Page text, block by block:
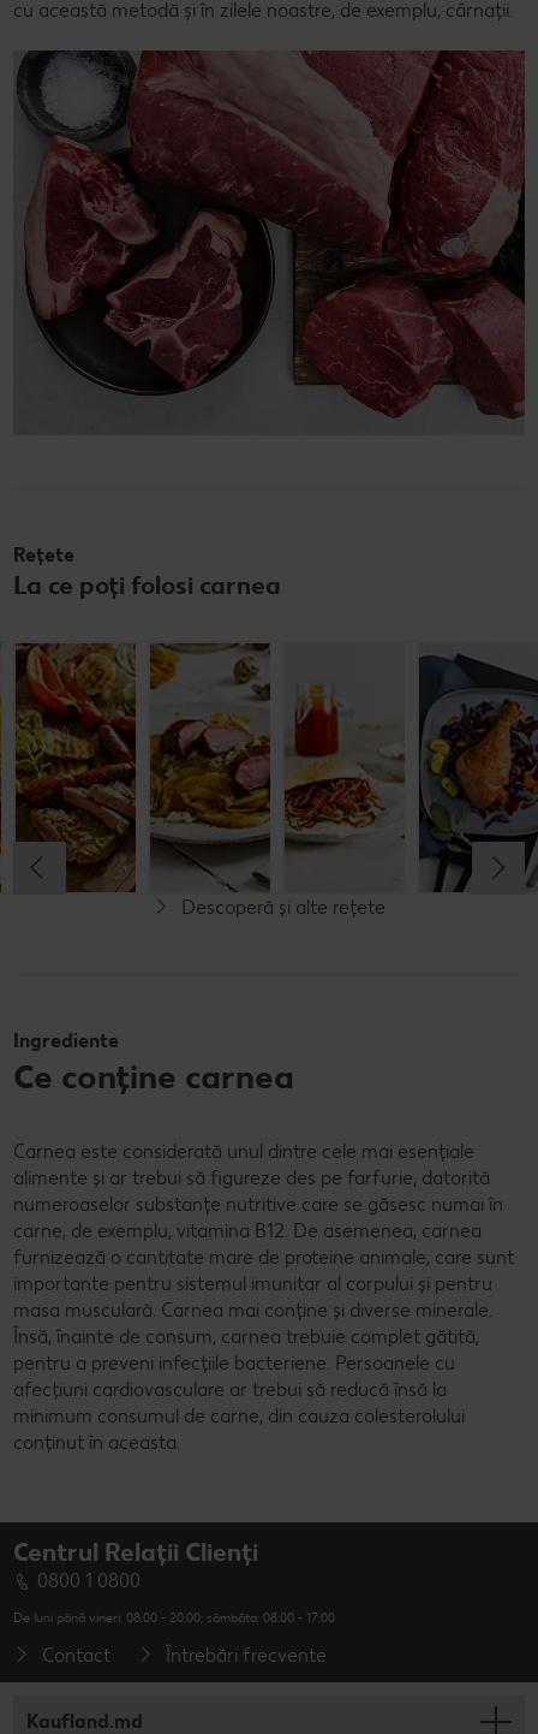
cu această metodă și în zilele noastre, de exemplu, cârnații.
Rețete
La ce poți folosi carnea
File de porc cu
ciuperci și
mazăre
Cel mult 60 minute
Simplu
Asado
Cel mult 30 minute
Simplu
cu anghinare
și rizoto cu
Cel mult 60 minute
Simplu
Burger cu
carne de miel
și morcov
Cel mult 60 minute
Simplu
Descoperă și alte rețete
Ingrediente
Ce conține carnea
Carnea este considerată unul dintre cele mai esențiale
alimente și ar trebui să figureze des pe farfurie, datorită
numeroaselor substanțe nutritive care se găsesc numai în
carne, de exemplu, vitamina B12. De asemenea, carnea
furnizează o cantitate mare de proteine animale, care sunt
importante pentru sistemul imunitar al corpului și pentru
masa musculară. Carnea mai conține și diverse minerale.
Însă, înainte de consum, carnea trebuie complet gătită,
pentru a preveni infecțiile bacteriene. Persoanele cu
afecțiuni cardiovasculare ar trebui să reducă însă la
minimum consumul de carne, din cauza colesterolului
conținut în aceasta.
Centrul Relații Clienți
0800 1 0800
De luni până vineri: 08:00 - 20:00; sâmbăta: 08:00 - 17:00
Contact Întrebări frecvente
Kaufland.md